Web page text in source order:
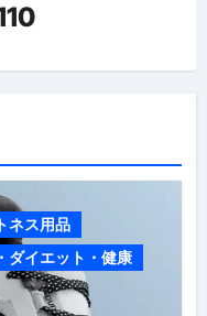
ネス用品
ダイエット・健康